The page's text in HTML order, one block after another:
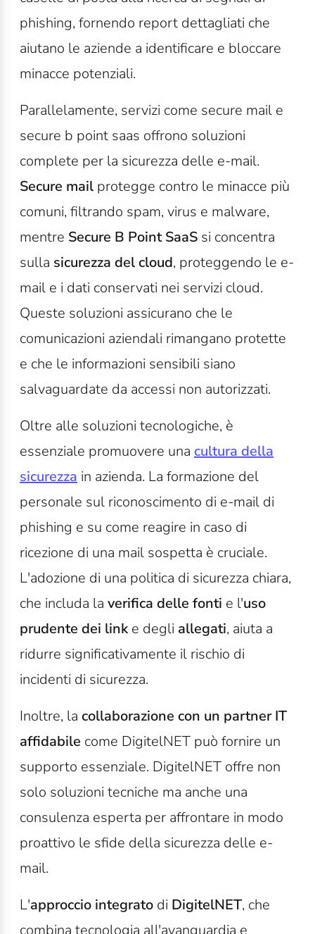
phishing, fornendo report dettagliati che
aiutano le aziende a identificare e bloccare
minacce potenziali.
Parallelamente, servizi come secure mail e
secure b point saas offrono soluzioni
complete per la sicurezza delle e-mail.
Secure mail protegge contro le minacce più
comuni, filtrando spam, virus e malware,
mentre Secure B Point SaaS si concentra
sulla sicurezza del cloud, proteggendo le e-
mail e i dati conservati nei servizi cloud.
Queste soluzioni assicurano che le
comunicazioni aziendali rimangano protette
e che le informazioni sensibili siano
salvaguardate da accessi non autorizzati.
Oltre alle soluzioni tecnologiche, è
essenziale promuovere una cultura della
sicurezza in azienda. La formazione del
personale sul riconoscimento di e-mail di
phishing e su come reagire in caso di
ricezione di una mail sospetta è cruciale.
L'adozione di una politica di sicurezza chiara,
che includa la verifica delle fonti e l'uso
prudente dei linke degli allegati, aiuta a
ridurre significativamente il rischio di
incidenti di sicurezza.
Inoltre, la collaborazione con un partner IT
affidabile come DigitelNET può fornire un
supporto essenziale. DigitelNET offre non
solo soluzioni tecniche ma anche una
consulenza esperta per affrontare in modo
proattivo le sfide della sicurezza delle e-
mail.
L'approccio integrato di DigitelNET, che
combina tecnologia all'avanguardia e